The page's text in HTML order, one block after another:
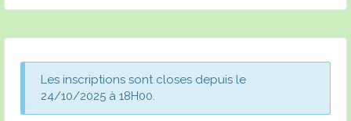
Les inscriptions sont closes depuis le
24/10/2025 à 18H00.